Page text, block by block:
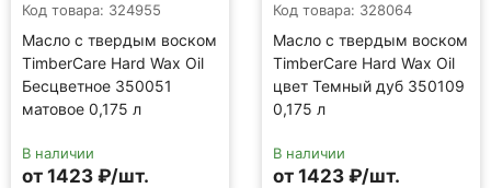
Код товара: 324955
Масло с твердым воском
TimberCare Hard Wax Oil
Бесцветное 350051
матовое 0,175 л
В наличии
от 1423 ₽/шт.
Код товара: 328064
Масло с твердым воском
TimberCare Hard Wax Oil
цвет Темный дуб 350109
0,175 л
В наличии
от 1423 ₽/шт.